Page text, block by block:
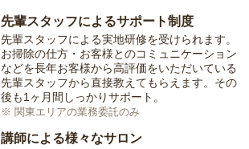
先輩スタッフによるサポート制度
先輩スタッフによる実地研修を受けられます。
お掃除の仕方・お客様とのコミュニケーション
などを長年お客様から高評価をいただいている
先輩スタッフから直接教えてもらえます。その
後も1ヶ月間しっかりサポート。
※ 関東エリアの業務委託のみ
講師による様々なサロン